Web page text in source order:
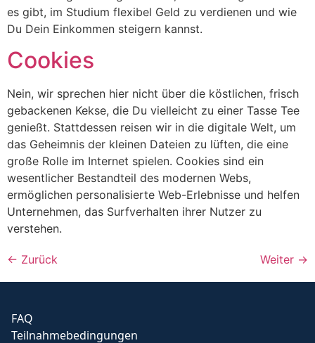
es gibt, im Studium flexibel Geld zu verdienen und wie
Du Dein Einkommen steigern kannst.
Cookies
Nein, wir sprechen hier nicht über die köstlichen, frisch
gebackenen Kekse, die Du vielleicht zu einer Tasse Tee
genießt. Stattdessen reisen wir in die digitale Welt, um
das Geheimnis der kleinen Dateien zu lüften, die eine
große Rolle im Internet spielen. Cookies sind ein
wesentlicher Bestandteil des modernen Webs,
ermöglichen personalisierte Web-Erlebnisse und helfen
Unternehmen, das Surfverhalten ihrer Nutzer zu
verstehen.
← Zurück Weiter →
FAQ
Teilnahmebedingungen